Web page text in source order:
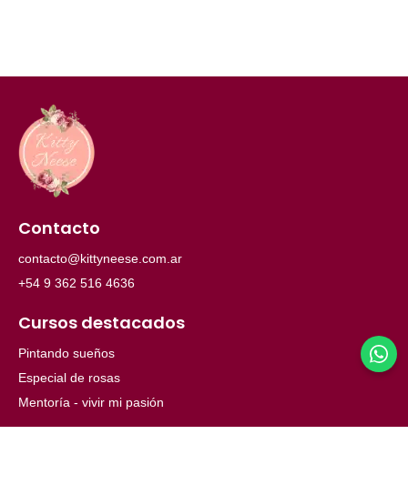
Contacto
contacto@kittyneese.com.ar
+54 9 362 516 4636
Cursos destacados
Pintando sueños
Especial de rosas
Mentoría - vivir mi pasión